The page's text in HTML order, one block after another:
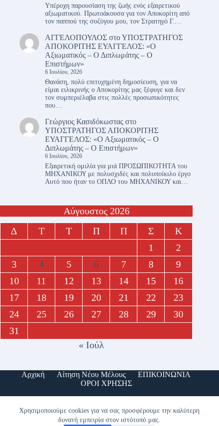
Χρησιμοποιούμε cookies για να σας προσφέρουμε την καλύτερη
δυνατή εμπειρία στον ιστότοπό μας.
Υπέροχη παρουσίαση της ζωής ενός εξαιρετικού
αξιωματικού. Πρωτοάκουσα για τον Αποκορίτη από
τον παππού της συζύγου μου, τον Στρατηγό Γ.…
ΑΓΓΕΛΟΠΟΥΛΟΣ στοΥΠΟΣΤΡΑΤΗΓΟΣ
ΑΠΟΚΟΡΙΤΗΣ ΕΥΑΓΓΕΛΟΣ: «Ο
Αξιωματικός – Ο Διπλωμάτης – Ο
Επιστήμων»
6 Ιουλίου, 2026
Θανάση, πολύ επιτυχημένη δημοσίευση, για να
είμαι ειλικρινής ο Αποκορίτης μας ξέφυγε και δεν
τον συμπεριέλαβα στις πολλές προσωπικότητες
που…
Γεώργιος Κασιδόκωστας στο
ΥΠΟΣΤΡΑΤΗΓΟΣ ΑΠΟΚΟΡΙΤΗΣ
ΕΥΑΓΓΕΛΟΣ: «Ο Αξιωματικός – Ο
Διπλωμάτης – Ο Επιστήμων»
6 Ιουλίου, 2026
Εξαιρετική ομιλία για μιά ΠΡΟΣΩΠΙΚΟΤΗΤΑ του
ΜΗΧΑΝΙΚΟΥ με πολυσχιδές και πολυποίκιλο έργο
Αυτό που ήταν το ΟΠΛΟ του ΜΗΧΑΝΙΚΟΥ και…
Αύγουστος 2026
Δ
Τ Τ Π Π Σ
Κ
1
2
3
4 5 6 7 8
9
10
11 12 13 14 15
16
17
18 19 20 21 22
23
24
25 26 27 28 29
30
31
« Ιούλ
Αρχική Αίτηση Νέου Μέλους
ΕΠΙΚΟΙΝΩΝΙΑ
ΟΡΟΙ ΧΡΗΣΗΣ
Copyright © 2026 - ΣΥΝΔΕΣΜΟΣ ΑΠΟΣΤΡΑΤΩΝ